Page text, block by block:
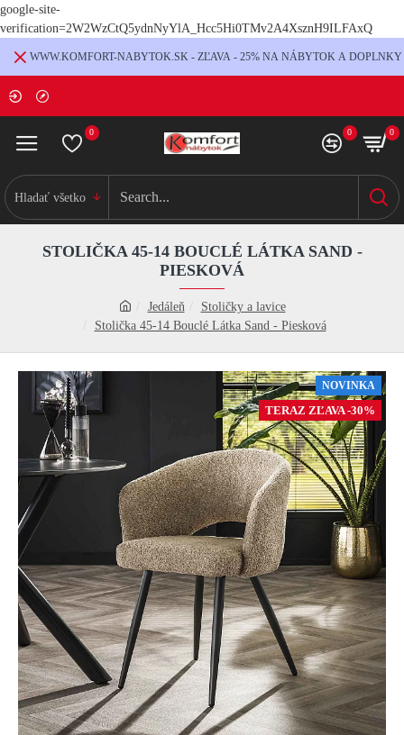
google-site-
verification=2W2WzCtQ5ydnNyYlA_Hcc5Hi0TMv2A4XsznH9ILFAxQ
WWW.KOMFORT-NABYTOK.SK - ZĽAVA - 25% NA NÁBYTOK A DOPLNKY
0 0 0
Hladať všetko
Jedáleň
Stoličky a lavice
Stolička 45-14 Bouclé Látka Sand - Piesková
STOLIČKA 45-14 BOUCLÉ LÁTKA SAND -
PIESKOVÁ
NOVINKA
TERAZ ZĽAVA -30%